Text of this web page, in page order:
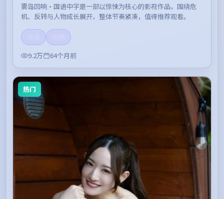
雾岛回响·国语中字是一部以惊悚为核心的影视作品，围绕危
机、反转与人物成长展开，整体节奏紧凑，值得推荐观看。
9.2万
64个月前
热门